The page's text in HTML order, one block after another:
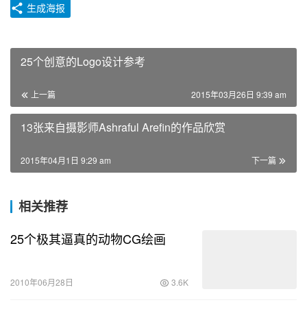
生成海报
25个创意的Logo设计参考
上一篇 2015年03月26日 9:39 am
13张来自摄影师Ashraful Arefin的作品欣赏
下一篇
2015年04月1日 9:29 am
相关推荐
25个极其逼真的动物CG绘画
2010年06月28日 3.6K